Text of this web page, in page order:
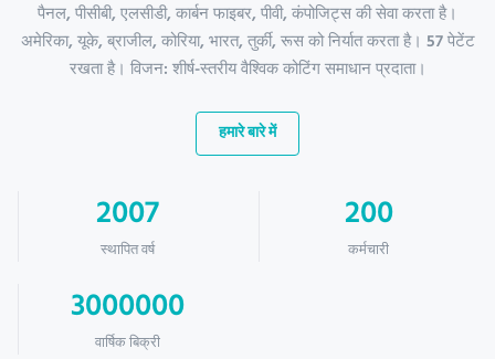
पैनल, पीसीबी, एलसीडी, कार्बन फाइबर, पीवी, कंपोजिट्स की सेवा करता है।
अमेरिका, यूके, ब्राजील, कोरिया, भारत, तुर्की, रूस को निर्यात करता है। 57 पेटेंट
रखता है। विजन: शीर्ष-स्तरीय वैश्विक कोटिंग समाधान प्रदाता।
हमारे बारे में
2007
स्थापित वर्ष
200
कर्मचारी
3000000
वार्षिक बिक्री